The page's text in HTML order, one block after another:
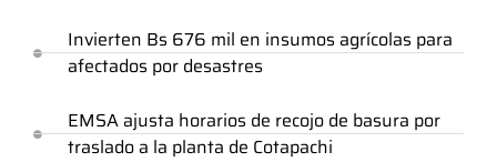
Invierten Bs 676 mil en insumos agrícolas para
afectados por desastres
EMSA ajusta horarios de recojo de basura por
traslado a la planta de Cotapachi